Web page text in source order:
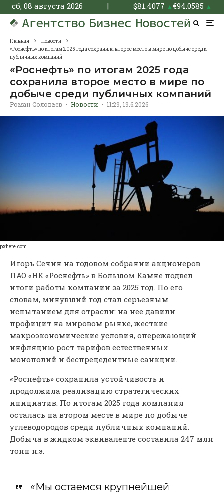
сб, 08 августа 2026 | $81.4077 ▲€94.0585 ▲
Главная
Новости
«Роснефть» по итогам 2025 года сохранила второе место в мире по добыче среди
публичных компаний
«Роснефть» по итогам 2025 года
сохранила второе место в мире по
добыче среди публичных компаний
Роман Соловьев · Новости · 11:29, 19.6.2026
pxhere.com
Игорь Сечин на годовом собрании акционеров
ПАО «НК «Роснефть» в Большом Камне подвел
итоги работы компании за 2025 год. По его
словам, минувший год стал серьезным
испытанием для отрасли: на нее давили
профицит на мировом рынке, жесткие
макроэкономические условия, опережающий
инфляцию рост тарифов естественных
монополий и беспрецедентные санкции.
«Роснефть» сохранила устойчивость и
продолжила реализацию стратегических
инициатив. По итогам 2025 года компания
осталась на втором месте в мире по добыче
углеводородов среди публичных компаний.
Добыча в жидком эквиваленте составила 247 млн
тонн н.э.
«Мы остаемся крупнейшей